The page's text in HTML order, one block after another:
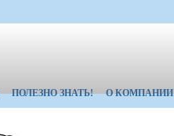
ПОЛЕЗНО ЗНАТЬ! О КОМПАНИИ